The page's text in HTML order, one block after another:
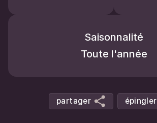
Saisonnalité
Toute l'année
partager épingler